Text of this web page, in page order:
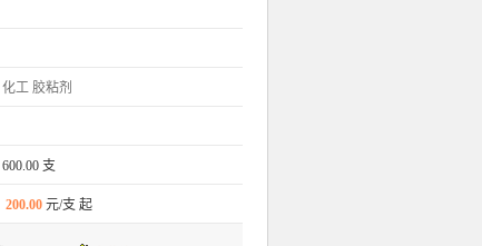
化工 胶粘剂
600.00 支
200.00 元/支 起